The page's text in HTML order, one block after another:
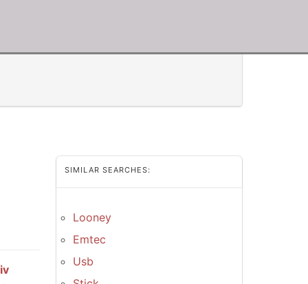
SIMILAR SEARCHES:
Looney
Emtec
Usb